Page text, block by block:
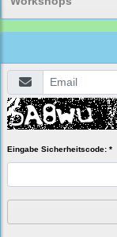
Eingabe Sicherheitscode: *